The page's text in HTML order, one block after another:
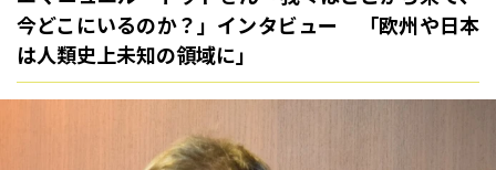
今どこにいるのか？」インタビュー 「欧州や日本
は人類史上未知の領域に」